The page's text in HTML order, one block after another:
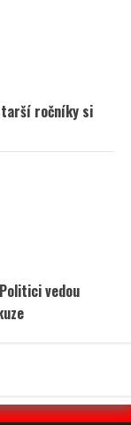
ročníky si
vedou